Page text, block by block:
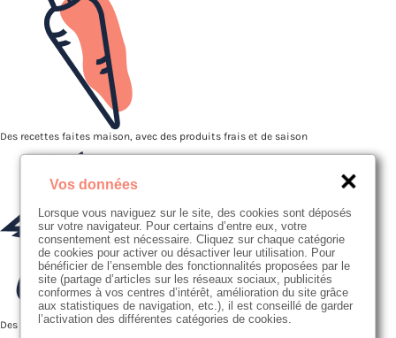
Des recettes faites maison, avec des produits frais et de saison
Des producteurs proches de nous
Vos données
Lorsque vous naviguez sur le site, des cookies sont déposés
sur votre navigateur. Pour certains d’entre eux, votre
consentement est nécessaire. Cliquez sur chaque catégorie
de cookies pour activer ou désactiver leur utilisation. Pour
bénéficier de l’ensemble des fonctionnalités proposées par le
site (partage d’articles sur les réseaux sociaux, publicités
conformes à vos centres d’intérêt, amélioration du site grâce
aux statistiques de navigation, etc.), il est conseillé de garder
l’activation des différentes catégories de cookies.